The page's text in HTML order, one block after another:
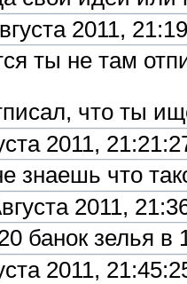
2011,
ты не там
что ты
2011,
знаешь что
2011,
банок зелья в
2011,